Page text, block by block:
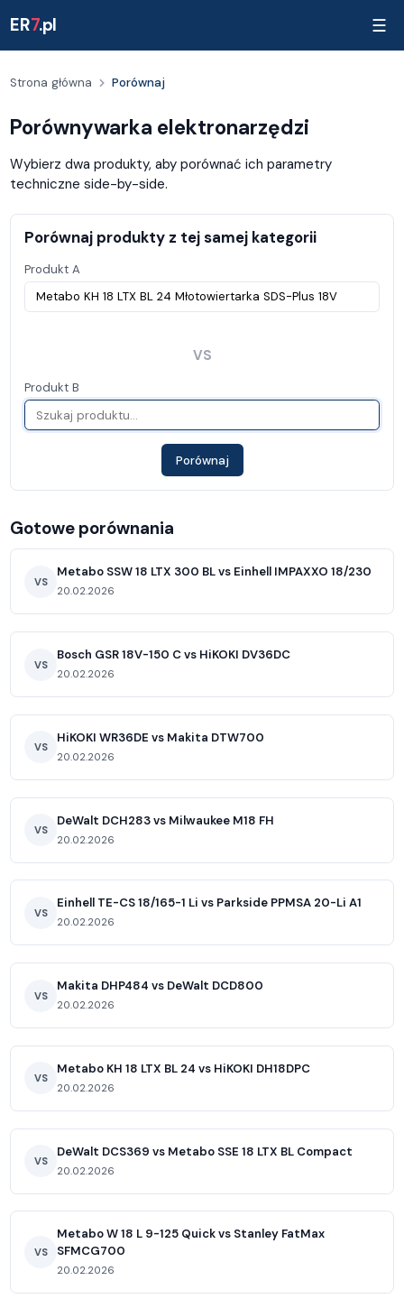
ER7.pl ☰
Strona główna Porównaj
Porównywarka elektronarzędzi
Wybierz dwa produkty, aby porównać ich parametry
techniczne side-by-side.
Porównaj produkty z tej samej kategorii
Produkt A
VS
Produkt B
Porównaj
Gotowe porównania
VS
Metabo SSW 18 LTX 300 BL vs Einhell IMPAXXO 18/230
20.02.2026
VS
Bosch GSR 18V-150 C vs HiKOKI DV36DC
20.02.2026
VS
HiKOKI WR36DE vs Makita DTW700
20.02.2026
VS
DeWalt DCH283 vs Milwaukee M18 FH
20.02.2026
VS
Einhell TE-CS 18/165-1 Li vs Parkside PPMSA 20-Li A1
20.02.2026
VS
Makita DHP484 vs DeWalt DCD800
20.02.2026
VS
Metabo KH 18 LTX BL 24 vs HiKOKI DH18DPC
20.02.2026
VS
DeWalt DCS369 vs Metabo SSE 18 LTX BL Compact
20.02.2026
VS
Metabo W 18 L 9-125 Quick vs Stanley FatMax
SFMCG700
20.02.2026